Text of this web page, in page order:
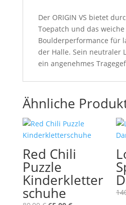
Der ORIGIN VS bietet
Toepatch und das
Boulderperformance für
der Halle. Sein neutraler
ein angenehmes
Ähnliche
Red Chili
Puzzle
Kinderkletter
schuhe